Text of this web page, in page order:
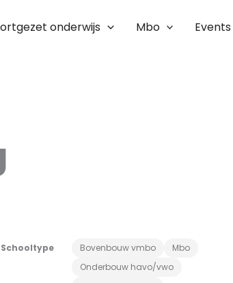
onderwijs Mbo Events
Schooltype Bovenbouw vmbo
Mbo
Onderbouw havo/vwo